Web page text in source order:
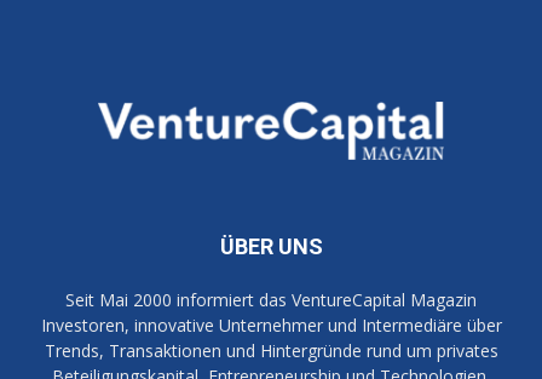
ÜBER UNS
Seit Mai 2000 informiert das VentureCapital Magazin
Investoren, innovative Unternehmer und Intermediäre über
Trends, Transaktionen und Hintergründe rund um privates